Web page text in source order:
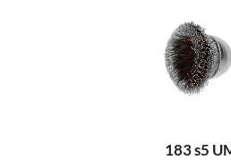
183 s5